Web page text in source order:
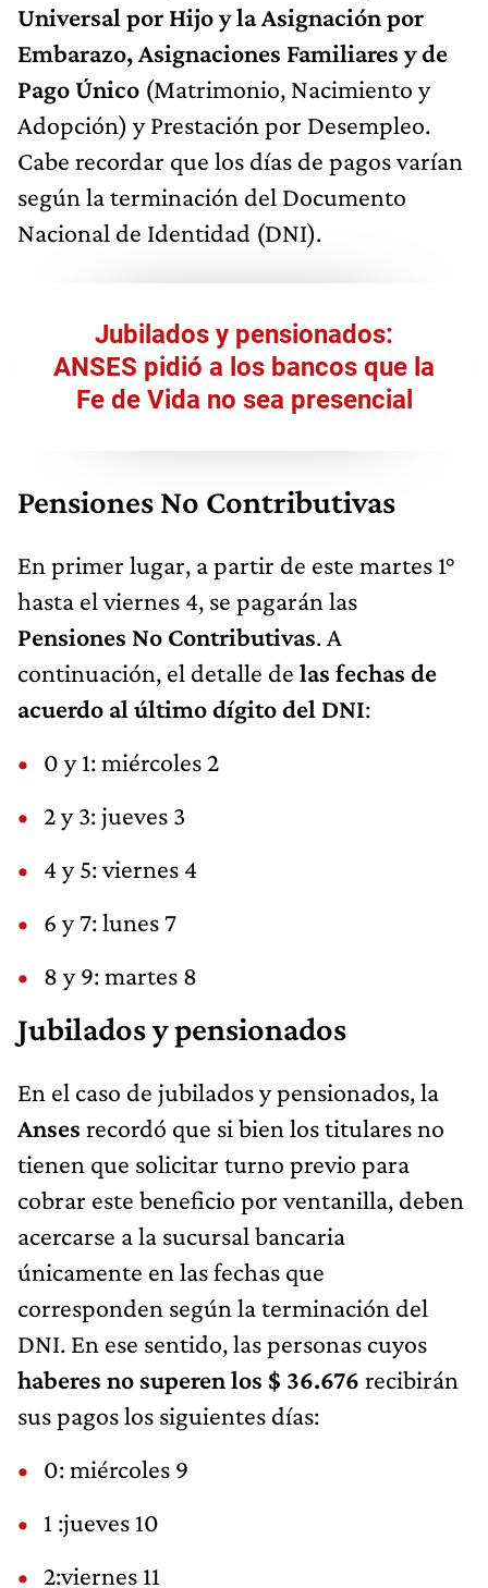
Universal por Hijo y la Asignación por
Embarazo, Asignaciones Familiares y de
Pago Único (Matrimonio, Nacimiento y
Adopción) y Prestación por Desempleo.
Cabe recordar que los días de pagos varían
según la terminación del Documento
Nacional de Identidad (DNI).
Jubilados y pensionados:
ANSES pidió a los bancos que la
Fe de Vida no sea presencial
Pensiones No Contributivas
En primer lugar, a partir de este martes 1°
hasta el viernes 4, se pagarán las
Pensiones No Contributivas. A
continuación, el detalle de las fechas de
acuerdo al último dígito del DNI:
0 y 1: miércoles 2
2 y 3: jueves 3
4 y 5: viernes 4
6 y 7: lunes 7
8 y 9: martes 8
Jubilados y pensionados
En el caso de jubilados y pensionados, la
Anses recordó que si bien los titulares no
tienen que solicitar turno previo para
cobrar este beneficio por ventanilla, deben
acercarse a la sucursal bancaria
únicamente en las fechas que
corresponden según la terminación del
DNI. En ese sentido, las personas cuyos
haberes no superen los $ 36.676 recibirán
sus pagos los siguientes días:
0: miércoles 9
1 :jueves 10
2:viernes 11